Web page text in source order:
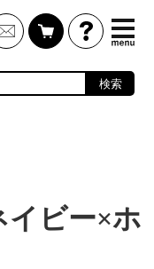
検索
ビー×ホ